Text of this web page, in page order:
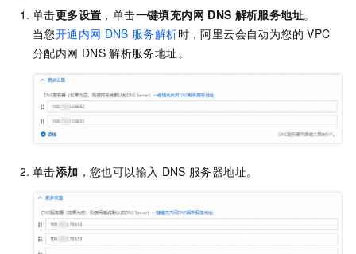
单击更多设置 ，单击一键填充内网 DNS 解析服务地址。
当您开通内网 DNS 服务解析时，阿里云会自动为您的 VPC
分配内网 DNS 解析服务地址。
单击添加 ，您也可以输入 DNS 服务器地址。